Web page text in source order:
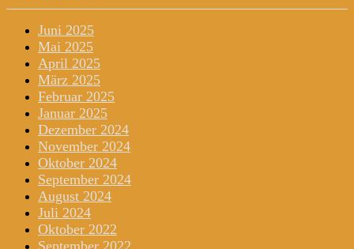
Juni 2025
Mai 2025
April 2025
März 2025
Februar 2025
Januar 2025
Dezember 2024
November 2024
Oktober 2024
September 2024
August 2024
Juli 2024
Oktober 2022